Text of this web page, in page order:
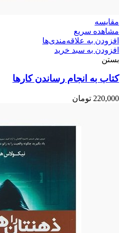
مقایسه
مشاهده سریع
افزودن به علاقه‌مندی‌ها
افزودن به سبد خرید
بستن
کتاب به انجام رساندن کارها
220,000 تومان